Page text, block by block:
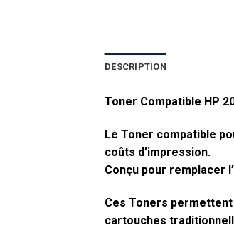
DESCRIPTION
Toner Compatible HP
Le Toner compatible
coûts d’impression.
Conçu pour remplacer
Ces Toners
cartouches